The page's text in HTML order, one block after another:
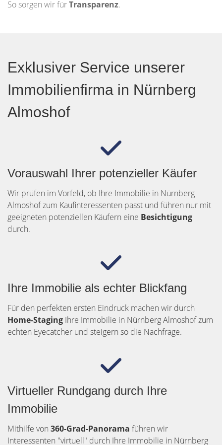
So sorgen wir fürTransparenz.
Exklusiver Service unserer
Immobilienfirma in Nürnberg
Almoshof
Vorauswahl Ihrer potenzieller Käufer
Wir prüfen im Vorfeld, ob Ihre Immobilie in Nürnberg
Almoshof zum Kaufinteressenten passt und führen nur mit
geeigneten potenziellen Käufern eine Besichtigung
durch.
Ihre Immobilie als echter Blickfang
Für den perfekten ersten Eindruck machen wir durch
Home-Staging Ihre Immobilie in Nürnberg Almoshof zum
echten Eyecatcher und steigern so die Nachfrage.
Virtueller Rundgang durch Ihre
Immobilie
Mithilfe von 360-Grad-Panorama führen wir
Interessenten "virtuell" durch Ihre Immobilie in Nürnberg